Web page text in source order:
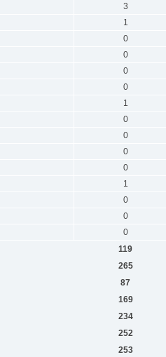
3
1
0
0
0
0
1
0
0
0
0
1
0
0
0
119
265
87
169
234
252
253